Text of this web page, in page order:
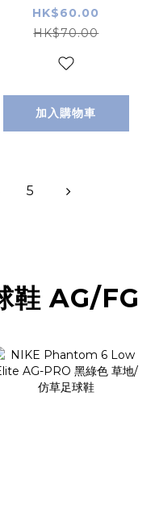
粉紅色 小童/成人
SIZE
HK$60.00
HK$70.00
加入購物車
5
鞋 AG/FG